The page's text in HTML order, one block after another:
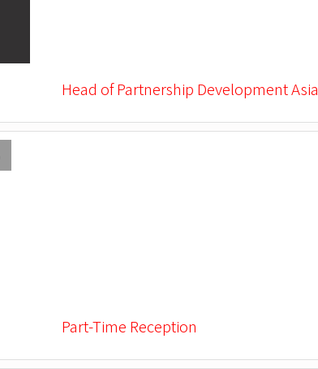
Head of Partnership Development Asia
Part-Time Reception